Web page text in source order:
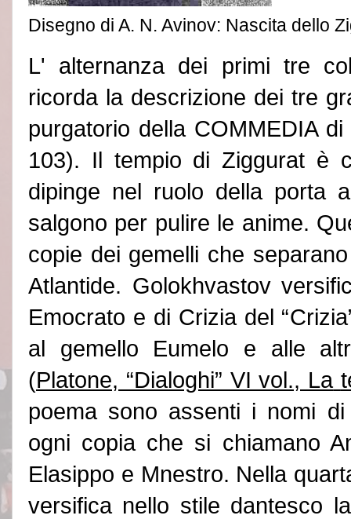
Disegno di A. N. Avinov: Nascita dello
L' alternanza dei primi tre
ricorda la descrizione dei tre
purgatorio della COMMEDIA di
103). Il tempio di Ziggurat è
dipinge nel ruolo della porta
salgono per pulire le anime.
copie dei gemelli che
Atlantide. Golokhvastov
Emocrato e di Crizia del “
al gemello Eumelo e alle
(Platone, “Dialoghi” VI vol., La
poema sono assenti i nomi
ogni copia che si chiamano
Elasippo e Mnestro. Nella
versifica nello stile dantesco